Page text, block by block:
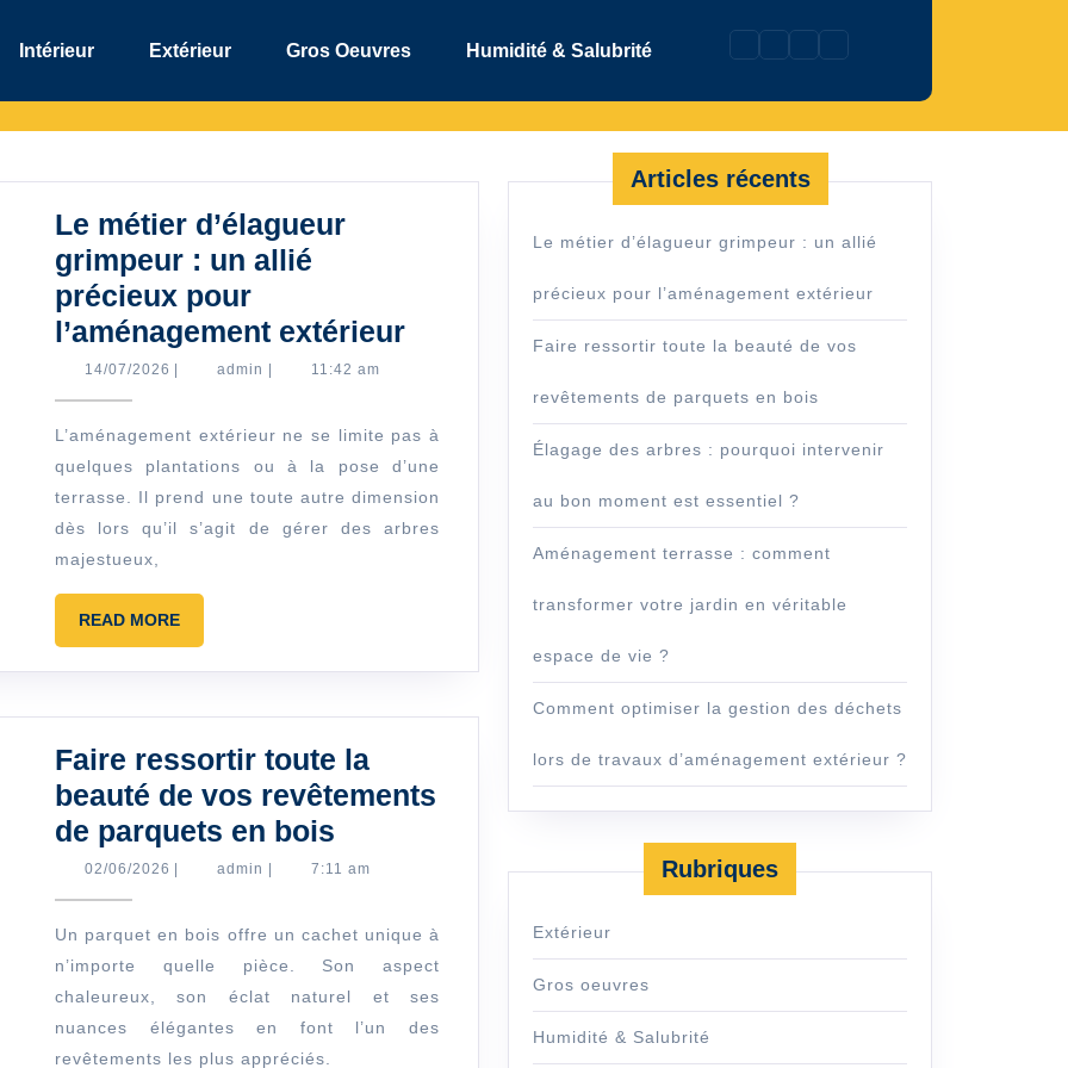
Intérieur Extérieur Gros Oeuvres Humidité & Salubrité
Le métier d’élagueur
grimpeur : un allié
précieux pour
l’aménagement extérieurLe
d’élagueur
grimpeur
:
un
allié
l’aménagement
14/07/2026 14/07/2026
admin admin 11:42 am
L’aménagement extérieur ne se limite pas à
quelques plantations ou à la pose d’une
terrasse. Il prend une toute autre dimension
dès lors qu’il s’agit de gérer des arbres
majestueux,
READ MOREREAD
MORE
Faire ressortir toute la
beauté de vos revêtements
de parquets en bois
ressortir
la
beauté
de
vos
02/06/2026 02/06/2026
| admin admin
| 7:11 am
Un parquet en bois offre un cachet unique à
n’importe quelle pièce. Son aspect
chaleureux, son éclat naturel et ses
nuances élégantes en font l’un des
revêtements les plus appréciés.
Articles récents
Le métier d’élagueur grimpeur : un allié
précieux pour l’aménagement extérieur
Faire ressortir toute la beauté de vos
revêtements de parquets en bois
Élagage des arbres : pourquoi intervenir
au bon moment est essentiel ?
Aménagement terrasse : comment
transformer votre jardin en véritable
espace de vie ?
Comment optimiser la gestion des déchets
lors de travaux d’aménagement extérieur ?
Rubriques
Extérieur
Gros oeuvres
Humidité & Salubrité